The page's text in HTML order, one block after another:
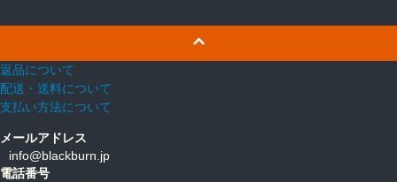
返品について
配送・送料について
支払い方法について
メールアドレス
info@blackburn.jp
電話番号